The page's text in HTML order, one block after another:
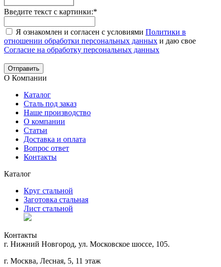
Введите текст с картинки:*
Я ознакомлен и согласен с условиями Политики в
отношении обработки персональных данных и даю свое
Согласие на обработку персональных данных
Отправить
О Компании
Каталог
Сталь под заказ
Наше производство
О компании
Статьи
Доставка и оплата
Вопрос ответ
Контакты
Каталог
Круг стальной
Заготовка стальная
Лист стальной
Контакты
г. Нижний Новгород, ул. Московское шоссе, 105.
г. Москва, Лесная, 5, 11 этаж